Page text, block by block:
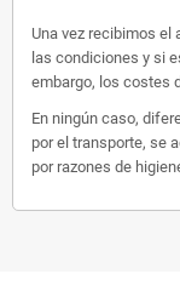
Una vez recibimos el
las condiciones y si
embargo, los costes
En ningún caso,
por el transporte, se
por razones de